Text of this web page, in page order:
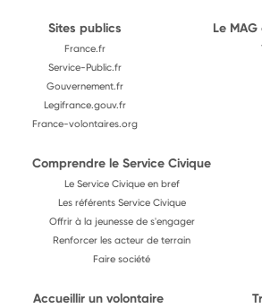
Sites publics
France.fr
Service-Public.fr
Gouvernement.fr
Legifrance.gouv.fr
France-volontaires.org
Le
Comprendre le Service Civique
Le Service Civique en bref
Les référents Service Civique
Offrir à la jeunesse de s'engager
Renforcer les acteur de terrain
Faire société
Accueillir un volontaire